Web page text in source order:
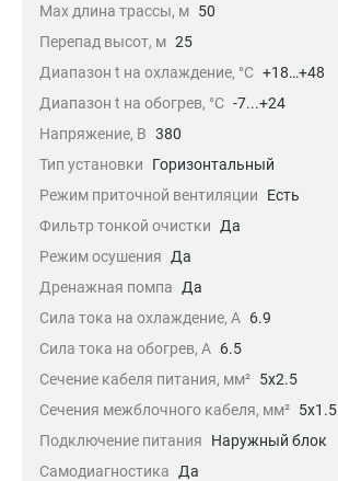
Max длина трассы, м 50
Перепад высот, м 25
Диапазон t на охлаждение, °С +18…+48
Диапазон t на обогрев, °С -7...+24
Напряжение, В 380
Тип установки
Горизонтальный
Режим приточной вентиляции
Есть
Фильтр тонкой очистки
Да
Режим осушения
Да
Дренажная помпа
Да
Сила тока на охлаждение, А 6.9
Сила тока на обогрев, А 6.5
Сечение кабеля питания, мм² 5x2.5
Сечения межблочного кабеля, мм² 5x1.5
Подключение питания
Наружный блок
Самодиагностика
Да